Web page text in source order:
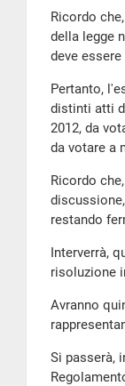
Ricordo
della legge
deve
Pertanto,
distinti atti
2012, da
da votare a
Ricordo
restando
Interverrà,
risoluzione
Avranno
Si passerà,